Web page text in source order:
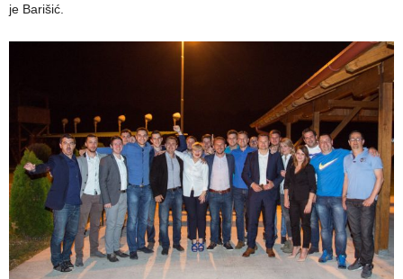
je Barišić.